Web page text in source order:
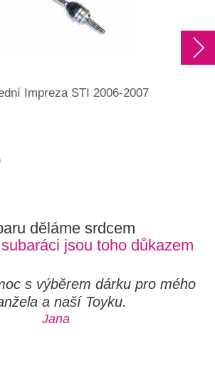
Impreza STI 2006-2007
děláme srdcem
jsou toho důkazem
s výběrem dárku pro mého
a naší Toyku.
Jana